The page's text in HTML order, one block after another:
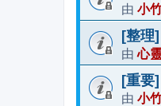
由 小
[整理
由心
[重要
由 小